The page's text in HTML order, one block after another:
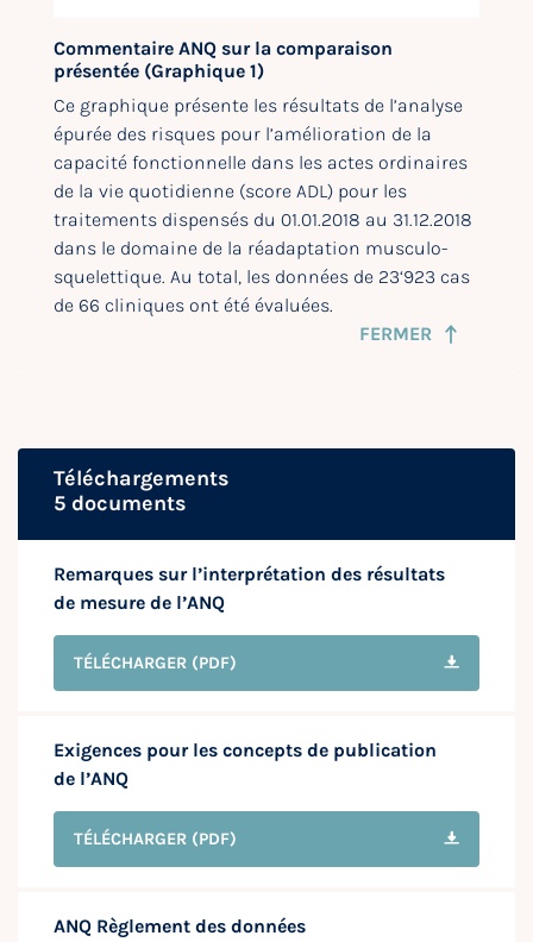
Commentaire ANQ sur la comparaison
présentée (Graphique 1)
Ce graphique présente les résultats de l’analyse
épurée des risques pour l’amélioration de la
capacité fonctionnelle dans les actes ordinaires
de la vie quotidienne (score ADL) pour les
traitements dispensés du 01.01.2018 au 31.12.2018
dans le domaine de la réadaptation musculo-
squelettique. Au total, les données de 23‘923 cas
de 66 cliniques ont été évaluées.
FERMER
Téléchargements
5 documents
Remarques sur l’interprétation des résultats
de mesure de l’ANQ
TÉLÉCHARGER (PDF)
Exigences pour les concepts de publication
de l’ANQ
TÉLÉCHARGER (PDF)
ANQ Règlement des données